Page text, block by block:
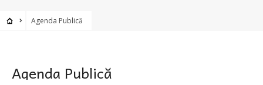
Agenda Publică
Agenda Publică